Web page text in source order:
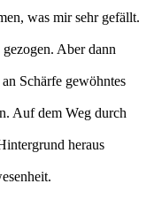
was mir sehr gefällt.
Aber dann
Schärfe gewöhntes
Auf dem Weg durch
heraus